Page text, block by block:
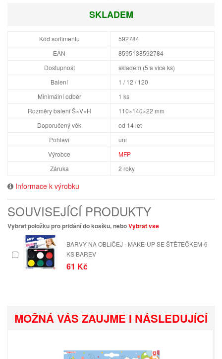
SKLADEM
Kód sortimentu
592784
EAN
8595138592784
Dostupnost
skladem (5 a více ks)
Balení
1 / 12 / 120
Minimální odběr
1 ks
Rozměry balení Š×V×H
110×140×22 mm
Doporučený věk
od 14 let
Pohlaví
uni
Výrobce
MFP
Záruka
2 roky
Informace k výrobku
SOUVISEJÍCÍ PRODUKTY
Vybrat položku pro přidání do košíku, neboVybrat vše
BARVY NA OBLIČEJ - MAKE-UP SE ŠTĚTEČKEM-6
KS BAREV
61 Kč
MOŽNÁ VÁS ZAUJME I NÁSLEDUJÍCÍ